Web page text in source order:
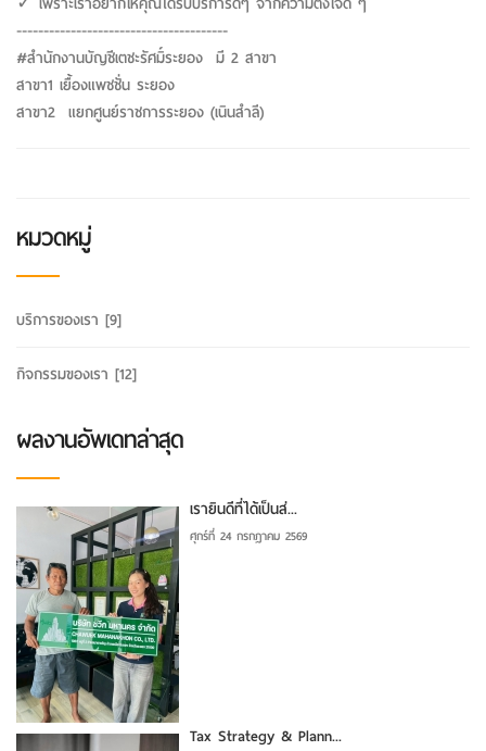
---------------------------------------
#สำนักงานบัญชีเตชะรัศมิ์ระยอง มี 2 สาขา
สาขา1 เยื้องแพชชั่น ระยอง
สาขา2 แยกศูนย์ราชการระยอง (เนินสำลี)
หมวดหมู่
บริการของเรา [9]
กิจกรรมของเรา [12]
ผลงานอัพเดทล่าสุด
เรายินดีที่ได้เป็นส่...
ศุกร์ที่ 24 กรกฎาคม 2569
Tax Strategy & Plann...